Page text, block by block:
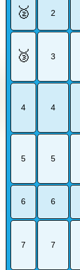
🥈 2
🥉 3
4 4
5 5
6 6
7 7